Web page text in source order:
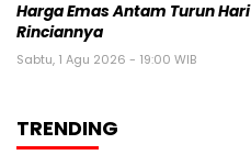
Harga Emas Antam Turun
Rinciannya
Sabtu, 1 Agu 2026 - 19:00 WIB
TRENDING